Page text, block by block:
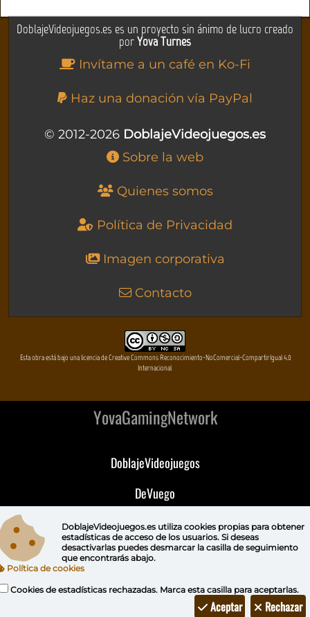
DoblajeVideojuegos.es es un proyecto sin ánimo de lucro creado
porYova Turnes
Invítame a un café en Ko-Fi
Haz una donación vía PayPal
© 2012-2026 DoblajeVideojuegos.es
Sobre la web
Quienes somos
Política de Privacidad
Imagen corporativa
Contacto
Esta obra está bajo una licencia de Creative Commons Reconocimiento-NoComercial-CompartirIgual 4.0
Internacional
YovaGamingNetwork
DoblajeVideojuegos
DeVuego
DeVuego GAL
DeVuego LATAM
DeVuego Portugal
DoblajeVideojuegos.es utiliza cookies propiaspara obtener
estadísticas de acceso de los usuarios. Si deseas
desactivarlas puedes desmarcar la casilla de seguimiento
que encontrarás abajo.
Política de cookies
Cookies de estadísticas rechazadas. Marca esta casilla para aceptarlas.
Rechazar
Aceptar